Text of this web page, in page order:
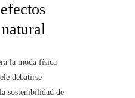
la moda física
debatirse
sostenibilidad de